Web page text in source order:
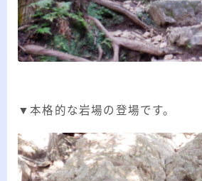
▼本格的な岩場の登場です。